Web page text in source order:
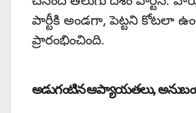
పార్టీకి అండగా, పెట్టని కోటలా
ప్రారంభించింది.
అడుగంటిన ఆప్యాయతలు,